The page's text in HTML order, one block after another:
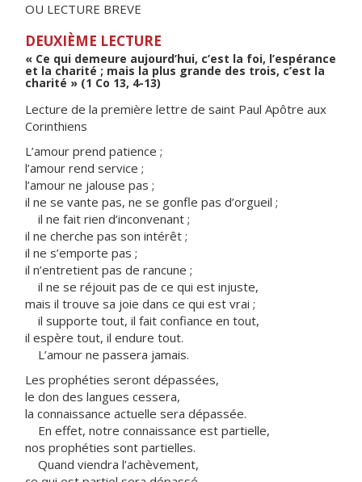
OU LECTURE BREVE
DEUXIÈME LECTURE
« Ce qui demeure aujourd’hui, c’est la foi, l’espérance
et la charité ; mais la plus grande des trois, c’est la
charité » (1 Co 13, 4-13)
Lecture de la première lettre de saint Paul Apôtre aux
Corinthiens
L’amour prend patience ;
l’amour rend service ;
l’amour ne jalouse pas ;
il ne se vante pas, ne se gonfle pas d’orgueil ;
il ne fait rien d’inconvenant ;
il ne cherche pas son intérêt ;
il ne s’emporte pas ;
il n’entretient pas de rancune ;
il ne se réjouit pas de ce qui est injuste,
mais il trouve sa joie dans ce qui est vrai ;
il supporte tout, il fait confiance en tout,
il espère tout, il endure tout.
L’amour ne passera jamais.
Les prophéties seront dépassées,
le don des langues cessera,
la connaissance actuelle sera dépassée.
En effet, notre connaissance est partielle,
nos prophéties sont partielles.
Quand viendra l’achèvement,